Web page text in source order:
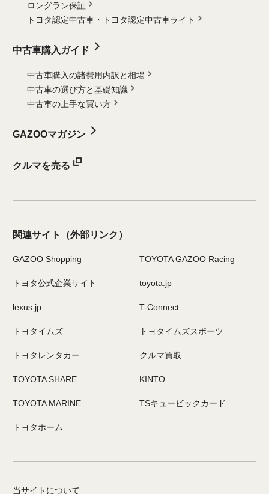
ロングラン保証
トヨタ認定中古車・
トヨタ認定中古車ライト
中古車購入ガイド
中古車購入の諸費用内訳と相場
中古車の選び方と基礎知識
中古車の上手な買い方
GAZOOマガジン
クルマを売る
関連サイト （外部リンク）
GAZOO Shopping TOYOTA GAZOO Racing
トヨタ公式企業サイト toyota.jp
lexus.jp T-Connect
トヨタイムズ トヨタイムズスポーツ
トヨタレンタカー クルマ買取
TOYOTA SHARE KINTO
TOYOTA MARINE TSキュービックカード
トヨタホーム
当サイトについて